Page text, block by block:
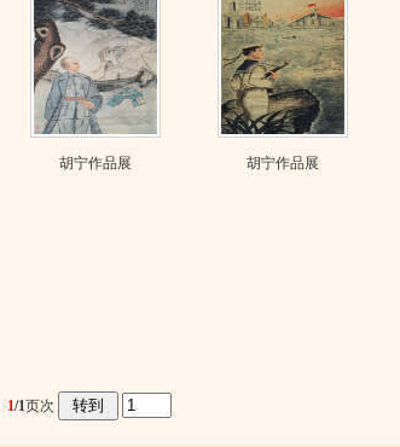
胡宁作品展 胡宁作品展
1/1页次